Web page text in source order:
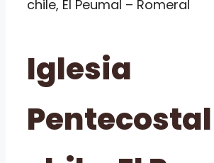
chile, El Peumal – Romeral
Iglesia